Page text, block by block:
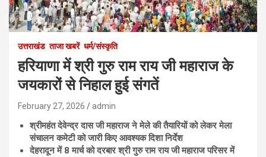
उत्तराखंड ताजा खबरें धर्म/संस्कृति
हरियाणा में श्री गुरु राम राय जी महाराज के
जयकारों से निहाल हुई संगतें
February 27, 2026 admin
श्रीमहंत देवेन्द्र दास जी महाराज ने मेले की तैयारियों को लेकर मेला
संचालन कमेटी को जारी किए आवश्यक दिशा निर्देश
देहरादून में 8मार्च को दरबार श्री गुरु राम राय जी महाराज परिसर में